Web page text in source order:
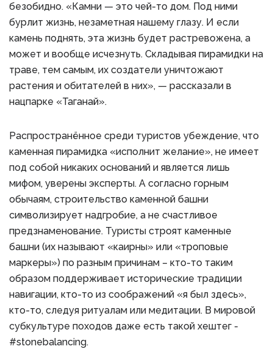
безобидно. «Камни — это чей-то дом. Под ними
бурлит жизнь, незаметная нашему глазу. И если
камень поднять, эта жизнь будет растревожена, а
может и вообще исчезнуть. Складывая пирамидки на
траве, тем самым, их создатели уничтожают
растения и обитателей в них», — рассказали в
нацпарке «Таганай».
Распространённое среди туристов убеждение, что
каменная пирамидка «исполнит желание», не имеет
под собой никаких оснований и является лишь
мифом, уверены эксперты. А согласно горным
обычаям, строительство каменной башни
символизирует надгробие, а не счастливое
предзнаменование. Туристы строят каменные
башни (их называют «каирны» или «троповые
маркеры») по разным причинам – кто-то таким
образом поддерживает исторические традиции
навигации, кто-то из соображений «я был здесь»,
кто-то, следуя ритуалам или медитации. В мировой
субкультуре походов даже есть такой хештег -
#stonebalancing.